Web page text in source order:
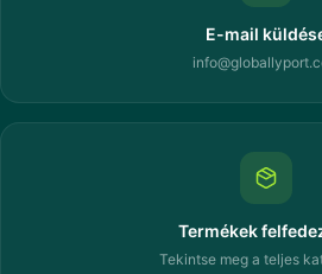
E-mail
Termékek
Tekintse meg a teljes